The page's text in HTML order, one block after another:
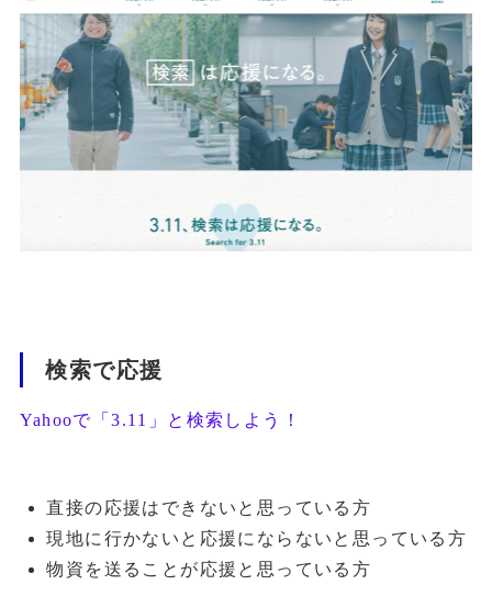
検索で応援
Yahooで「3.11」と検索しよう！
直接の応援はできないと思っている方
現地に行かないと応援にならないと思っている方
物資を送ることが応援と思っている方